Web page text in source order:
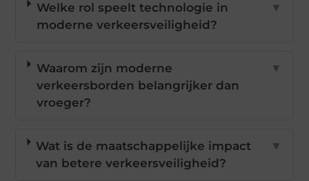
Welke rol speelt technologie in
moderne verkeersveiligheid?
▼
Waarom zijn moderne
verkeersborden belangrijker dan
vroeger?
▼
Wat is de maatschappelijke impact
van betere verkeersveiligheid?
▼